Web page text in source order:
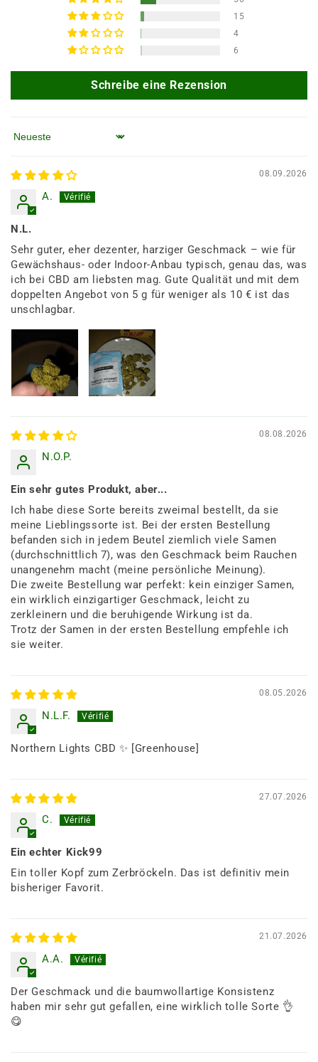
15
4
6
Schreibe eine Rezension
Sortieren nach
08.09.2026
A.
N.L.
Sehr guter, eher dezenter, harziger Geschmack – wie für
Gewächshaus- oder Indoor-Anbau typisch, genau das, was
ich bei CBD am liebsten mag. Gute Qualität und mit dem
doppelten Angebot von 5 g für weniger als 10 € ist das
unschlagbar.
08.08.2026
N.O.P.
Ein sehr gutes Produkt, aber...
Ich habe diese Sorte bereits zweimal bestellt, da sie
meine Lieblingssorte ist. Bei der ersten Bestellung
befanden sich in jedem Beutel ziemlich viele Samen
(durchschnittlich 7), was den Geschmack beim Rauchen
unangenehm macht (meine persönliche Meinung).
Die zweite Bestellung war perfekt: kein einziger Samen,
ein wirklich einzigartiger Geschmack, leicht zu
zerkleinern und die beruhigende Wirkung ist da.
Trotz der Samen in der ersten Bestellung empfehle ich
sie weiter.
08.05.2026
N.L.F.
Northern Lights CBD ✨ [Greenhouse]
27.07.2026
C.
Ein echter Kick99
Ein toller Kopf zum Zerbröckeln. Das ist definitiv mein
bisheriger Favorit.
21.07.2026
A.A.
Der Geschmack und die baumwollartige Konsistenz
haben mir sehr gut gefallen, eine wirklich tolle Sorte 👌
😋